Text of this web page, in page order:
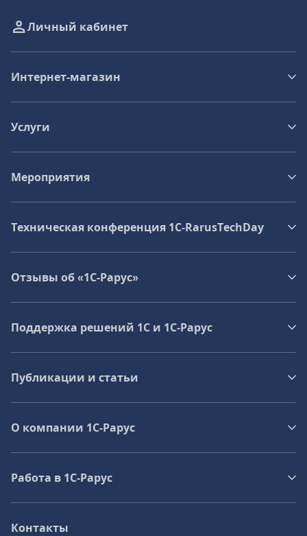
Личный кабинет
Интернет-магазин
Услуги
Мероприятия
Техническая конференция 1C‑RarusTechDay
Отзывы об «1С-Рарус»
Поддержка решений 1С и 1С‑Рарус
Публикации и статьи
О компании 1C-Рарус
Работа в 1С‑Рарус
Контакты